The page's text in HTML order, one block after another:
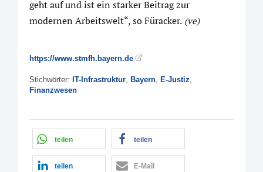
geht auf und ist ein starker Beitrag zur
modernen Arbeitswelt“, so Füracker. (ve)
https://www.stmfh.bayern.de
Stichwörter: IT-Infrastruktur, Bayern, E-Justiz,
Finanzwesen
teilen teilen
teilen E-Mail